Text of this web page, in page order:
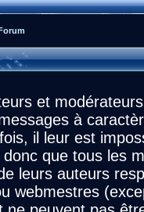
et
à
il leur est
que tous les
leurs auteurs
webmestres